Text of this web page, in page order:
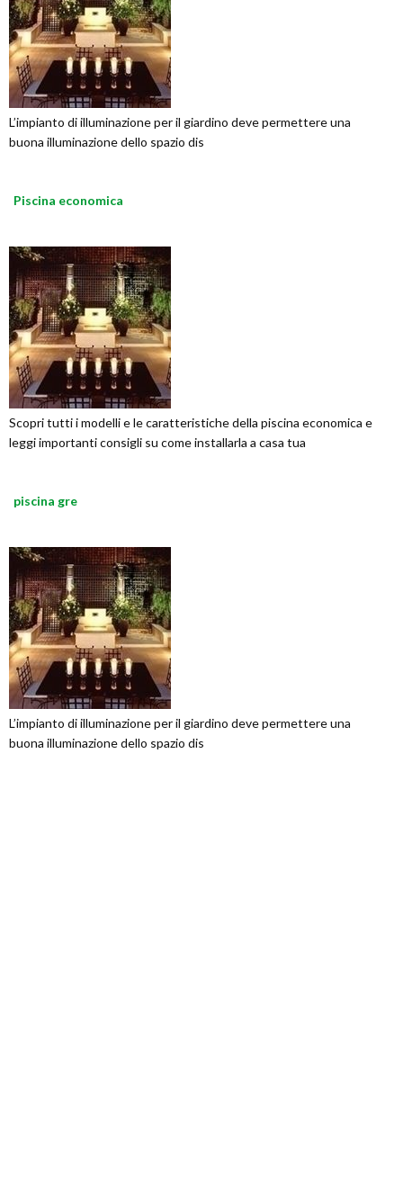
L’impianto di illuminazione per il giardino deve permettere una
buona illuminazione dello spazio dis
Piscina economica
Scopri tutti i modelli e le caratteristiche della piscina economica e
leggi importanti consigli su come installarla a casa tua
piscina gre
L’impianto di illuminazione per il giardino deve permettere una
buona illuminazione dello spazio dis